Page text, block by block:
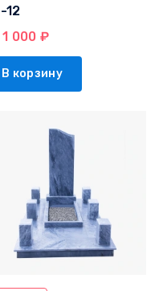
12
000 ₽
В корзину